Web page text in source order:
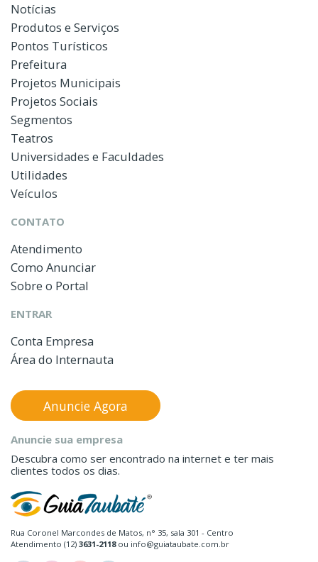
Notícias
Produtos e Serviços
Pontos Turísticos
Prefeitura
Projetos Municipais
Projetos Sociais
Segmentos
Teatros
Universidades e Faculdades
Utilidades
Veículos
CONTATO
Atendimento
Como Anunciar
Sobre o Portal
ENTRAR
Conta Empresa
Área do Internauta
Rua Coronel Marcondes de Matos, n° 35, sala 301 - Centro
Atendimento (12) 3631-2118ou info@guiataubate.com.br
Anuncie sua empresa
Descubra como ser encontrado na internet e ter mais
clientes todos os dias.
Anuncie Agora